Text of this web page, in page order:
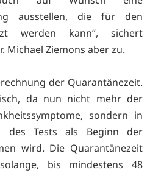
ausstellen, die für den
werden kann“, sichert
Michael Ziemons aber zu.
der Quarantänezeit.
da nun nicht mehr der
sondern in
des Tests als Beginn der
wird. Die Quarantänezeit
bis mindestens 48